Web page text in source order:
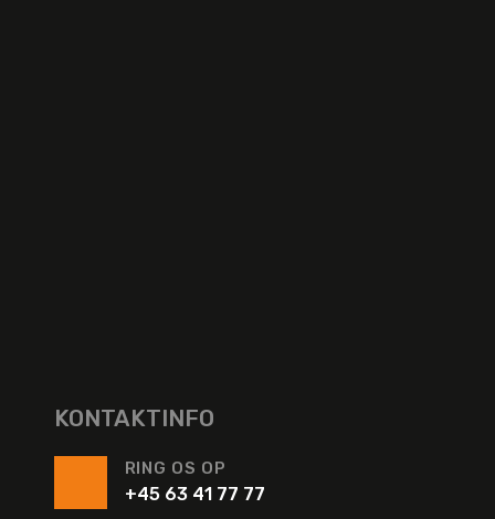
KONTAKTINFO
RING OS OP
+45 63 41 77 77